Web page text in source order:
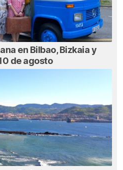
en Bilbao, Bizkaia y
de agosto